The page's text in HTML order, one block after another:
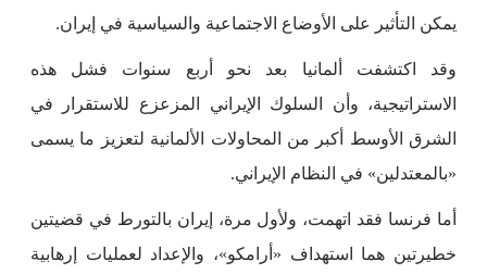
يمكن التأثير على الأوضاع الاجتماعية والسياسية في إيران.
وقد اكتشفت ألمانيا بعد نحو أربع سنوات فشل هذه
الاستراتيجية، وأن السلوك الإيراني المزعزع للاستقرار في
الشرق الأوسط أكبر من المحاولات الألمانية لتعزيز ما يسمى
«بالمعتدلين» في النظام الإيراني.
أما فرنسا فقد اتهمت، ولأول مرة، إيران بالتورط في قضيتين
خطيرتين هما استهداف «أرامكو»، والإعداد لعمليات إرهابية